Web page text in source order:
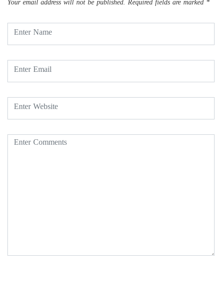
Your email address will not be published. Required fields are marked *